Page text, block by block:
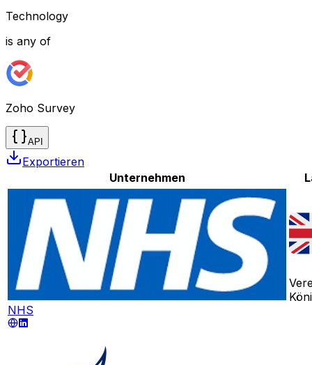
Technology
is any of
Zoho Survey
API
Exportieren
Unternehmen
NHS